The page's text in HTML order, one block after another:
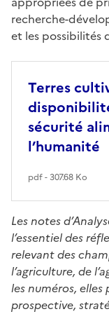
recherche-
et les possibilités
Terres
sécurité
l’humanité
pdf - 307.68 Ko
Les notes
l’essentiel des
relevant des
l’agriculture, de
les numéros,
prospective,